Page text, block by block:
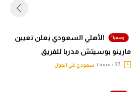
الأهلي السعودي يعلن تعيين
مارينو بوسيتش مدربا للفريق
سعودي في الجول